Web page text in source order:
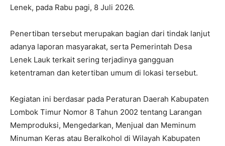
Lenek, pada Rabu pagi, 8 Juli 2026.
Penertiban tersebut merupakan bagian dari tindak lanjut
adanya laporan masyarakat, serta Pemerintah Desa
Lenek Lauk terkait sering terjadinya gangguan
ketentraman dan ketertiban umum di lokasi tersebut.
Kegiatan ini berdasar pada Peraturan Daerah Kabupaten
Lombok Timur Nomor 8 Tahun 2002 tentang Larangan
Memproduksi, Mengedarkan, Menjual dan Meminum
Minuman Keras atau Beralkohol di Wilayah Kabupaten